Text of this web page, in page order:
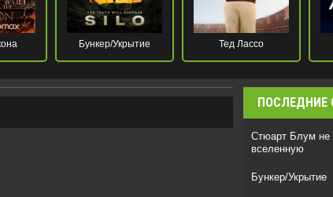
Бункер/Укрытие Тед Лассо
ПОСЛЕДНИЕ
Стюарт Блум не
вселенную
Бункер/Укрытие